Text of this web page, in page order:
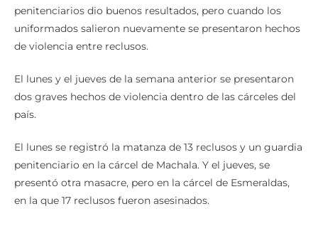
penitenciarios dio buenos resultados, pero cuando los
uniformados salieron nuevamente se presentaron hechos
de violencia entre reclusos.
El lunes y el jueves de la semana anterior se presentaron
dos graves hechos de violencia dentro de las cárceles del
país.
El lunes se registró la matanza de 13 reclusos y un guardia
penitenciario en la cárcel de Machala. Y el jueves, se
presentó otra masacre, pero en la cárcel de Esmeraldas,
en la que 17 reclusos fueron asesinados.